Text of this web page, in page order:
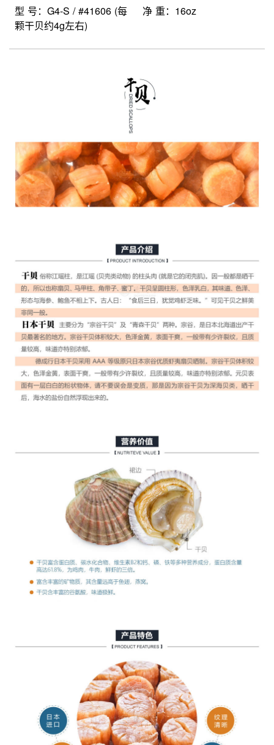
型 号：G4-S / #41606 (每
颗干贝约4g左右)
净 重：16oz